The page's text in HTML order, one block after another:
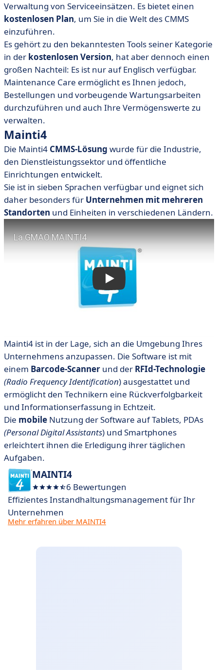
Verwaltung von Serviceeinsätzen. Es bietet einen
kostenlosen Plan, um Sie in die Welt des CMMS
einzuführen.
Es gehört zu den bekanntesten Tools seiner Kategorie
in der kostenlosen Version, hat aber dennoch einen
großen Nachteil: Es ist nur auf Englisch verfügbar.
Maintenance Care ermöglicht es Ihnen jedoch,
Bestellungen und vorbeugende Wartungsarbeiten
durchzuführen und auch Ihre Vermögenswerte zu
verwalten.
Mainti4
Die Mainti4 CMMS-Lösung wurde für die Industrie,
den Dienstleistungssektor und öffentliche
Einrichtungen entwickelt.
Sie ist in sieben Sprachen verfügbar und eignet sich
daher besonders für Unternehmen mit mehreren
Standorten und Einheiten in verschiedenen Ländern.
Mainti4 ist in der Lage, sich an die Umgebung Ihres
Unternehmens anzupassen. Die Software ist mit
einem Barcode-Scanner und der RFId-Technologie
(Radio Frequency Identification) ausgestattet und
ermöglicht den Technikern eine Rückverfolgbarkeit
und Informationserfassung in Echtzeit.
Die mobile Nutzung der Software auf Tablets, PDAs
(Personal Digital Assistants) und Smartphones
erleichtert ihnen die Erledigung ihrer täglichen
Aufgaben.
MAINTI4
6 Bewertungen
Effizientes Instandhaltungsmanagement für Ihr
Unternehmen
Mehr erfahren über MAINTI4